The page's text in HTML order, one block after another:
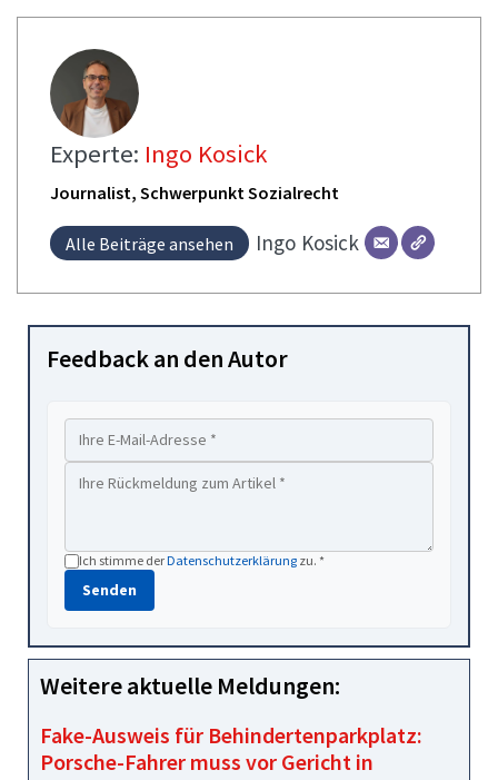
Experte: Ingo Kosick
Journalist, Schwerpunkt Sozialrecht
Alle Beiträge ansehen Ingo Kosick
Feedback an den Autor
Ich stimme derDatenschutzerklärung zu. *
Senden
Weitere aktuelle Meldungen:
Fake-Ausweis für Behindertenparkplatz:
Porsche-Fahrer muss vor Gericht in